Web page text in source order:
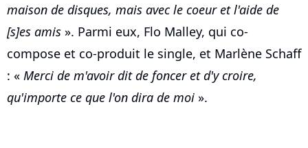
maison de disques, mais avec le coeur et l'aide de
[s]es amis ». Parmi eux, Flo Malley, qui co-
compose et co-produit le single, et Marlène Schaff
: « Merci de m'avoir dit de foncer et d'y croire,
qu'importe ce que l'on dira de moi ».